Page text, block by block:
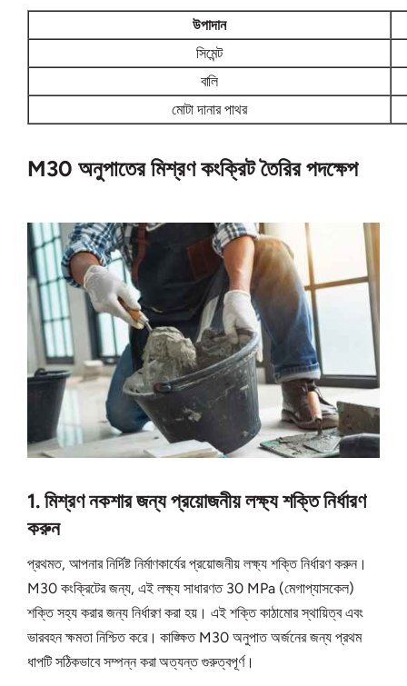
উপাদান
সিমেন্ট
বালি
মোটা দানার পাথর
M30 অনুপাতের মিশ্রণ কংক্রিট তৈরির পদক্ষেপ
1. মিশ্রণ নকশার জন্য প্রয়োজনীয় লক্ষ্য শক্তি নির্ধারণ
করুন
প্রথমত, আপনার নির্দিষ্ট নির্মাণকার্যের প্রয়োজনীয় লক্ষ্য শক্তি নির্ধারণ করুন।
M30 কংক্রিটের জন্য, এই লক্ষ্য সাধারণত 30 MPa (মেগাপ্যাসকেল)
শক্তি সহ্য করার জন্য নির্ধারণ করা হয়। এই শক্তি কাঠামোর স্থায়িত্ব এবং
ভারবহন ক্ষমতা নিশ্চিত করে। কাঙ্ক্ষিত M30 অনুপাত অর্জনের জন্য প্রথম
ধাপটি সঠিকভাবে সম্পন্ন করা অত্যন্ত গুরুত্বপূর্ণ।